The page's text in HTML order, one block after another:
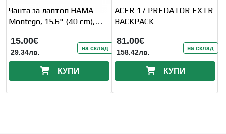
Чанта за лаптоп HAMA
Montego, 15.6" (40 cm),
Черна, 216440
15.00€
29.34лв. на склад
КУПИ
ACER 17 PREDATOR EXTR
BACKPACK
81.00€
158.42лв. на склад
КУПИ